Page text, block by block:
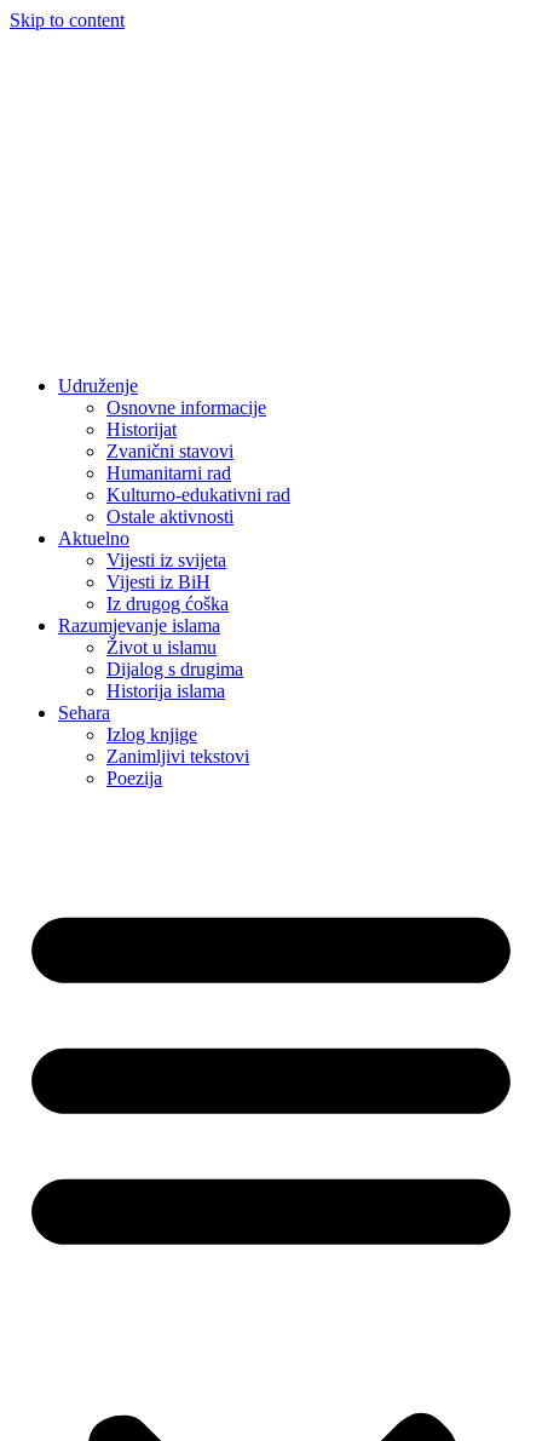
Skip to content
Udruženje
Osnovne informacije
Historijat
Zvanični stavovi
Humanitarni rad
Kulturno-edukativni rad
Ostale aktivnosti
Aktuelno
Vijesti iz svijeta
Vijesti iz BiH
Iz drugog ćoška
Razumjevanje islama
Život u islamu
Dijalog s drugima
Historija islama
Sehara
Izlog knjige
Zanimljivi tekstovi
Poezija